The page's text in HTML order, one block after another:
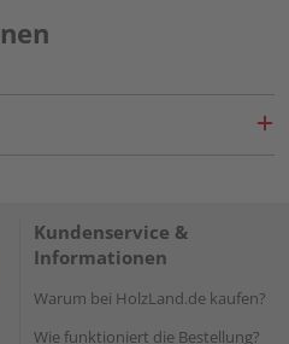
Kundenservice &
Informationen
Warum bei HolzLand.de kaufen?
Wie funktioniert die Bestellung?